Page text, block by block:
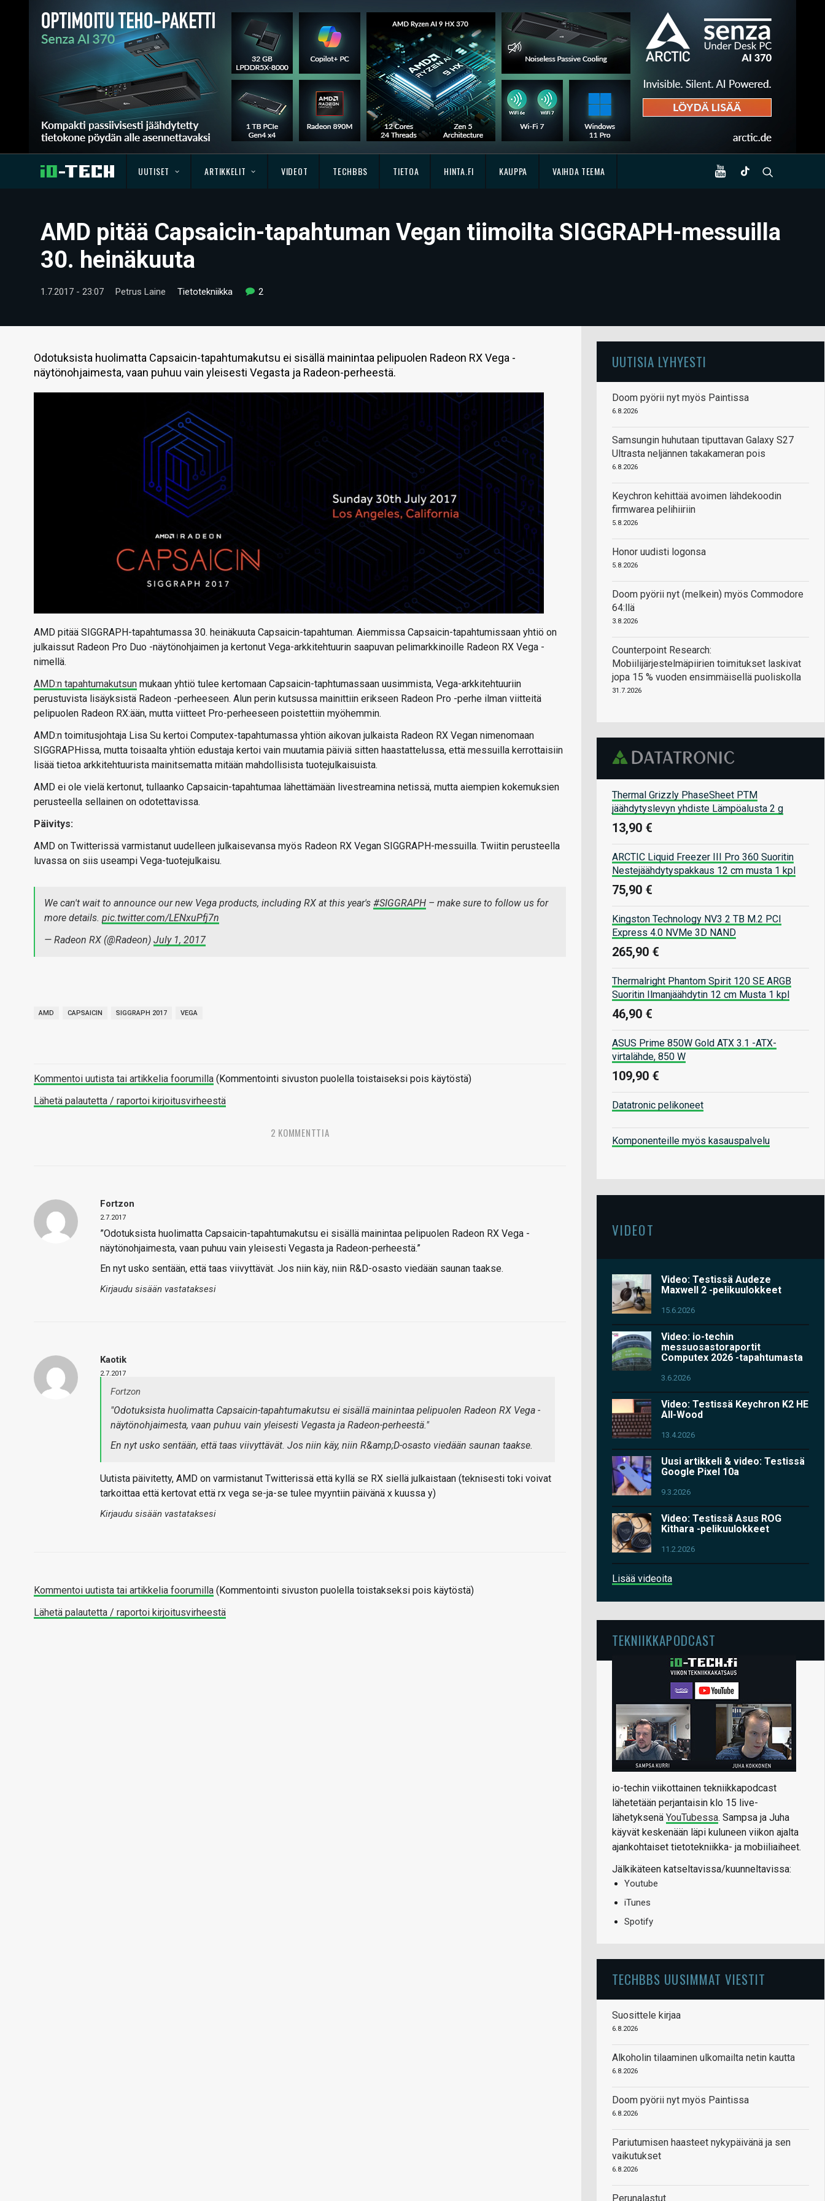
UUTISET ARTIKKELIT VIDEOT TECHBBS TIETOA HINTA.FI KAUPPA VAIHDA TEEMA
AMD pitää Capsaicin-tapahtuman Vegan tiimoilta SIGGRAPH-messuilla
30. heinäkuuta
1.7.2017 - 23:07 Petrus Laine Tietotekniikka 2
Odotuksista huolimatta Capsaicin-tapahtumakutsu ei sisällä mainintaa pelipuolen Radeon RX Vega -
näytönohjaimesta, vaan puhuu vain yleisesti Vegasta ja Radeon-perheestä.
AMD pitää SIGGRAPH-tapahtumassa 30. heinäkuuta Capsaicin-tapahtuman. Aiemmissa Capsaicin-tapahtumissaan yhtiö on
julkaissut Radeon Pro Duo -näytönohjaimen ja kertonut Vega-arkkitehtuurin saapuvan pelimarkkinoille Radeon RX Vega -
nimellä.
AMD:n tapahtumakutsun mukaan yhtiö tulee kertomaan Capsaicin-taphtumassaan uusimmista, Vega-arkkitehtuuriin
perustuvista lisäyksistä Radeon -perheeseen. Alun perin kutsussa mainittiin erikseen Radeon Pro -perhe ilman viitteitä
pelipuolen Radeon RX:ään, mutta viitteet Pro-perheeseen poistettiin myöhemmin.
AMD:n toimitusjohtaja Lisa Su kertoi Computex-tapahtumassa yhtiön aikovan julkaista Radeon RX Vegan nimenomaan
SIGGRAPHissa, mutta toisaalta yhtiön edustaja kertoi vain muutamia päiviä sitten haastattelussa, että messuilla kerrottaisiin
lisää tietoa arkkitehtuurista mainitsematta mitään mahdollisista tuotejulkaisuista.
AMD ei ole vielä kertonut, tullaanko Capsaicin-tapahtumaa lähettämään livestreamina netissä, mutta aiempien kokemuksien
perusteella sellainen on odotettavissa.
Päivitys:
AMD on Twitterissä varmistanut uudelleen julkaisevansa myös Radeon RX Vegan SIGGRAPH-messuilla. Twiitin perusteella
luvassa on siis useampi Vega-tuotejulkaisu.
We can't wait to announce our new Vega products, including RX at this year's #SIGGRAPH – make sure to follow us for
more details. pic.twitter.com/LENxuPfj7n
— Radeon RX (@Radeon) July 1, 2017
AMD CAPSAICIN SIGGRAPH 2017 VEGA
Kommentoi uutista tai artikkelia foorumilla (Kommentointi sivuston puolella toistaiseksi pois käytöstä)
Lähetä palautetta / raportoi kirjoitusvirheestä
2 KOMMENTTIA
Fortzon
2.7.2017
”Odotuksista huolimatta Capsaicin-tapahtumakutsu ei sisällä mainintaa pelipuolen Radeon RX Vega -
näytönohjaimesta, vaan puhuu vain yleisesti Vegasta ja Radeon-perheestä.”
En nyt usko sentään, että taas viivyttävät. Jos niin käy, niin R&D-osasto viedään saunan taakse.
Kirjaudu sisään vastataksesi
Kaotik
2.7.2017
Fortzon
"Odotuksista huolimatta Capsaicin-tapahtumakutsu ei sisällä mainintaa pelipuolen Radeon RX Vega -
näytönohjaimesta, vaan puhuu vain yleisesti Vegasta ja Radeon-perheestä."
En nyt usko sentään, että taas viivyttävät. Jos niin käy, niin R&amp;D-osasto viedään saunan taakse.
Uutista päivitetty, AMD on varmistanut Twitterissä että kyllä se RX siellä julkaistaan (teknisesti toki voivat
tarkoittaa että kertovat että rx vega se-ja-se tulee myyntiin päivänä x kuussa y)
Kirjaudu sisään vastataksesi
Kommentoi uutista tai artikkelia foorumilla (Kommentointi sivuston puolella toistakseksi pois käytöstä)
Lähetä palautetta / raportoi kirjoitusvirheestä
UUTISIA LYHYESTI
Doom pyörii nyt myös Paintissa
6.8.2026
Samsungin huhutaan tiputtavan Galaxy S27
Ultrasta neljännen takakameran pois
6.8.2026
Keychron kehittää avoimen lähdekoodin
firmwarea pelihiiriin
5.8.2026
Honor uudisti logonsa
5.8.2026
Doom pyörii nyt (melkein) myös Commodore
64:llä
3.8.2026
Counterpoint Research:
Mobiilijärjestelmäpiirien toimitukset laskivat
jopa 15 % vuoden ensimmäisellä puoliskolla
31.7.2026
Thermal Grizzly PhaseSheet PTM
jäähdytyslevyn yhdiste Lämpöalusta 2 g
13,90 €
ARCTIC Liquid Freezer III Pro 360 Suoritin
Nestejäähdytyspakkaus 12 cm musta 1 kpl
75,90 €
Kingston Technology NV3 2 TB M.2 PCI
Express 4.0 NVMe 3D NAND
265,90 €
Thermalright Phantom Spirit 120 SE ARGB
Suoritin Ilmanjäähdytin 12 cm Musta 1 kpl
46,90 €
ASUS Prime 850W Gold ATX 3.1 -ATX-
virtalähde, 850 W
109,90 €
Datatronic pelikoneet
Komponenteille myös kasauspalvelu
VIDEOT
Video: Testissä Audeze
Maxwell 2 -pelikuulokkeet
15.6.2026
Video: io-techin
messuosastoraportit
Computex 2026 -tapahtumasta
3.6.2026
Video: Testissä Keychron K2 HE
All-Wood
13.4.2026
Uusi artikkeli & video: Testissä
Google Pixel 10a
9.3.2026
Video: Testissä Asus ROG
Kithara -pelikuulokkeet
11.2.2026
Lisää videoita
TEKNIIKKAPODCAST
io-techin viikottainen tekniikkapodcast
lähetetään perjantaisin klo 15 live-
lähetyksenä YouTubessa. Sampsa ja Juha
käyvät keskenään läpi kuluneen viikon ajalta
ajankohtaiset tietotekniikka- ja mobiiliaiheet.
Jälkikäteen katseltavissa/kuunneltavissa:
Youtube
iTunes
Spotify
TECHBBS UUSIMMAT VIESTIT
Suosittele kirjaa
6.8.2026
Alkoholin tilaaminen ulkomailta netin kautta
6.8.2026
Doom pyörii nyt myös Paintissa
6.8.2026
Pariutumisen haasteet nykypäivänä ja sen
vaikutukset
6.8.2026
Perunalastut